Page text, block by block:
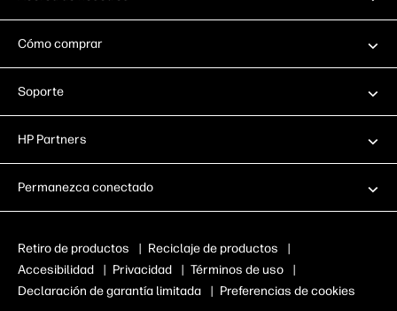
Cómo comprar
Soporte
HP Partners
Permanezca conectado
Retiro de productos | Reciclaje de productos
|
Accesibilidad
| Privacidad | Términos de uso
|
Declaración de garantía limitada
| Preferencias de cookies